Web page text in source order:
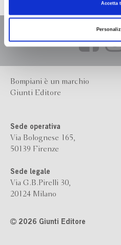
Accetta
Bompiani è un marchio
Giunti Editore
Sede operativa
Via Bolognese 165,
50139 Firenze
Sede legale
Via G.B.Pirelli 30,
20124 Milano
2026 Giunti Editore